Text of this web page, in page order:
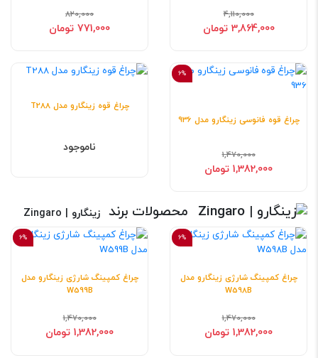
4,110,000
3,864,000 تومان
820,000
771,000 تومان
6%
چراغ قوه فانوسی زینگارو مدل 936
1,470,000
1,382,000 تومان
چراغ قوه زینگارو مدل T288
ناموجود
محصولات برند زینگارو | Zingaro
6%
چراغ کمپینگ شارژی زینگارو مدل
W598B
1,470,000
1,382,000 تومان
6%
چراغ کمپینگ شارژی زینگارو مدل
W599B
1,470,000
1,382,000 تومان